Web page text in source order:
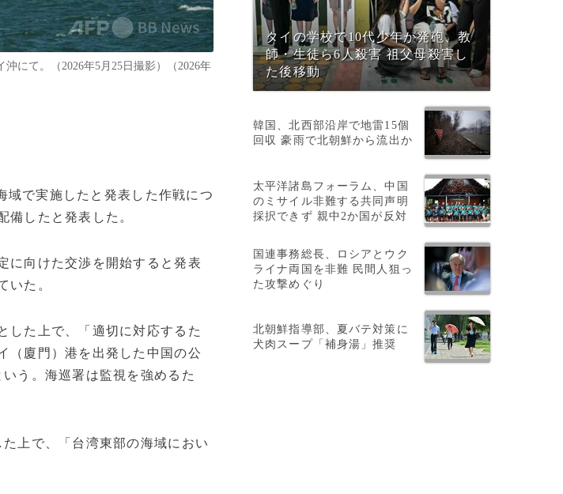
にて。（2026年5月25日撮影）（2026年
域で実施したと発表した作戦につ
備したと発表した。
に向けた交渉を開始すると発表
いた。
した上で、「適切に対応するた
（廈門）港を出発した中国の公
う。海巡署は監視を強めるた
上で、「台湾東部の海域におい
タイの学校で10代少年が発砲、教
師・生徒ら6人殺害 祖父母殺害し
た後移動
韓国、北西部沿岸で地雷15個
回収 豪雨で北朝鮮から流出か
太平洋諸島フォーラム、中国
のミサイル非難する共同声明
採択できず 親中2か国が反対
国連事務総長、ロシアとウク
ライナ両国を非難 民間人狙っ
た攻撃めぐり
北朝鮮指導部、夏バテ対策に
犬肉スープ「補身湯」推奨